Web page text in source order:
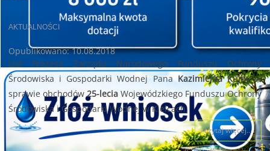
AKTUALNOŚCI
Opublikowano: 10.08.2018
List Prezesa Zarządu Narodowego Funduszu Ochrony
Środowiska i Gospodarki Wodnej PanaKazimierza Kujdyw
sprawie obchodów25-leciaWojewódzkiego Funduszu Ochrony
Środowiska i Gospodarki Wodnej w Kielcach.
czytaj więcej...